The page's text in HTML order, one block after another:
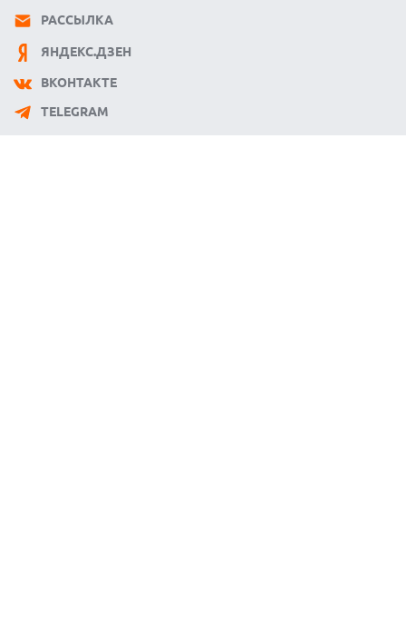
РАССЫЛКА
ЯНДЕКС.ДЗЕН
ВКОНТАКТЕ
TELEGRAM